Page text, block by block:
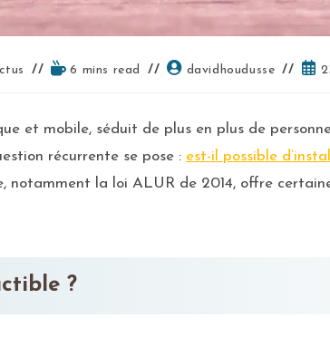
6 mins read davidhoudusse
et mobile, séduit de plus en plus de
récurrente se pose : est-il possible
notamment la loi ALUR de 2014, offre
?